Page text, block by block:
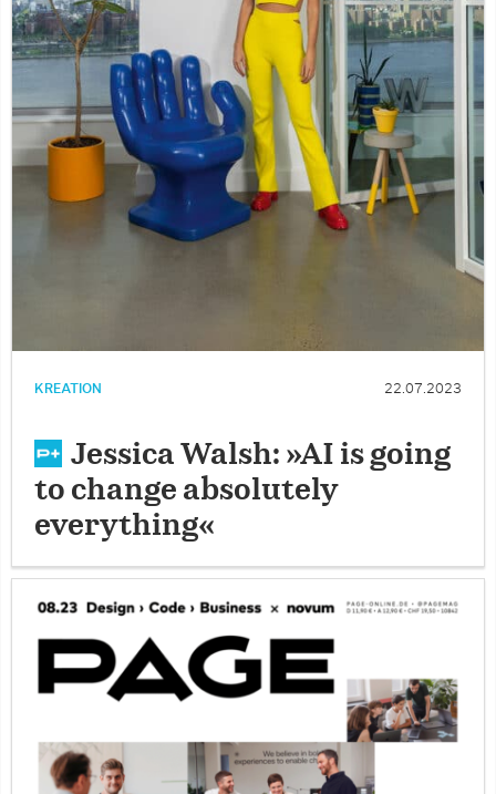
KREATION 22.07.2023
Jessica Walsh: »AI is going
to change absolutely
everything«